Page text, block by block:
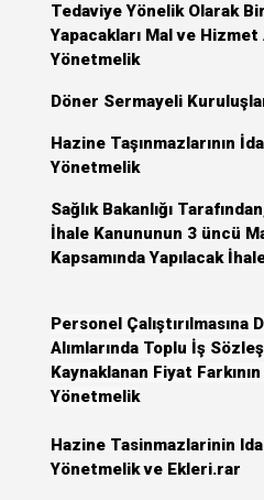
Tedaviye Yönelik Olarak
Yapacakları Mal ve Hizmet
Yönetmelik
Döner Sermayeli
Hazine Taşınmazlarının
Yönetmelik
Sağlık Bakanlığı
İhale Kanununun 3 üncü
Kapsamında Yapılacak
Personel Çalıştırılmasına
Alımlarında Toplu İş
Kaynaklanan Fiyat
Yönetmelik
Hazine Tasinmazlarinin
Yönetmelik ve Ekleri.rar